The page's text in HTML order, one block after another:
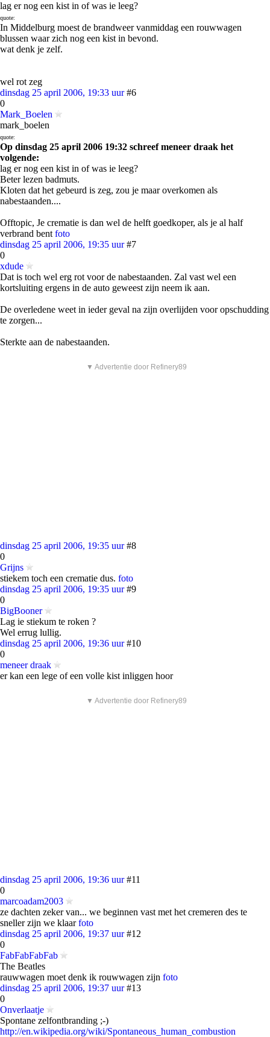
lag er nog een kist in of was ie leeg?
quote:
In Middelburg moest de brandweer vanmiddag een rouwwagen
blussen waar zich nog een kist in bevond.
wat denk je zelf.
wel rot zeg
dinsdag 25 april 2006, 19:33 uur #6
0
Mark_Boelen
mark_boelen
quote:
Op dinsdag 25 april 2006 19:32 schreef meneer draak het
volgende:
lag er nog een kist in of was ie leeg?
Beter lezen badmuts.
Kloten dat het gebeurd is zeg, zou je maar overkomen als
nabestaanden....
Offtopic, Je crematie is dan wel de helft goedkoper, als je al half
verbrand bent foto
dinsdag 25 april 2006, 19:35 uur #7
0
xdude
Dat is toch wel erg rot voor de nabestaanden. Zal vast wel een
kortsluiting ergens in de auto geweest zijn neem ik aan.
De overledene weet in ieder geval na zijn overlijden voor opschudding
te zorgen...
Sterkte aan de nabestaanden.
▼ Advertentie door Refinery89
dinsdag 25 april 2006, 19:35 uur #8
0
Grijns
stiekem toch een crematie dus. foto
dinsdag 25 april 2006, 19:35 uur #9
0
BigBooner
Lag ie stiekum te roken ?
Wel errug lullig.
dinsdag 25 april 2006, 19:36 uur #10
0
meneer draak
er kan een lege of een volle kist inliggen hoor
▼ Advertentie door Refinery89
dinsdag 25 april 2006, 19:36 uur #11
0
marcoadam2003
ze dachten zeker van... we beginnen vast met het cremeren des te
sneller zijn we klaarfoto
dinsdag 25 april 2006, 19:37 uur #12
0
FabFabFabFab
The Beatles
rauwwagen moet denk ik rouwwagen zijn foto
dinsdag 25 april 2006, 19:37 uur #13
0
Onverlaatje
Spontane zelfontbranding ;-)
http://en.wikipedia.org/wiki/Spontaneous_human_combustion